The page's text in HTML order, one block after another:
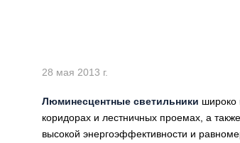
28 мая 2013 г.
Люминесцентные светильники широко
коридорах и лестничных проемах, а
высокой энергоэффективности и